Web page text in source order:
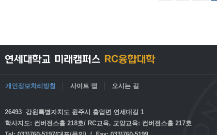
개인정보처리방침 사이트 맵 오시는 길
26493 강원특별자치도 원주시 흥업면 연세대길 1
학사지도: 컨버전스홀 218호/ RC교육, 교양교육: 컨버전스홀 217호